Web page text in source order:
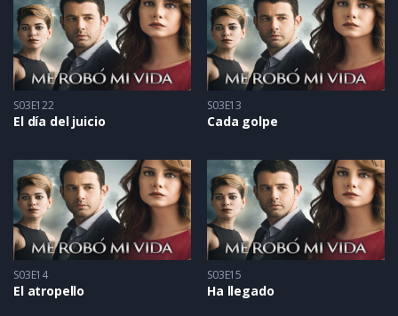
S03E122
El día del juicio
S03E13
Cada golpe
S03E14
El atropello
S03E15
Ha llegado